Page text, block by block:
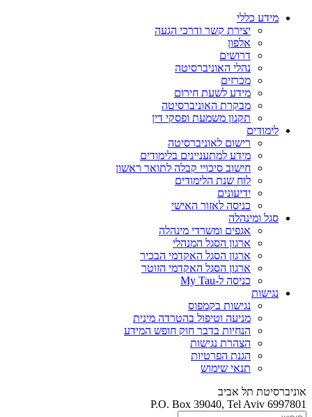
מידע כללי
יצירת קשר ודרכי הגעה
אלפון
דרושים
נהלי האוניברסיטה
מכרזים
מידע לשעת חירום
מבקרת האוניברסיטה
תקנון משמעת ופסקי דין
לימודים
רישום לאוניברסיטה
מידע למתעניינים בלימודים
חישוב סיכויי קבלה לתואר ראשון
לוח שנת הלימודים
ידיעונים
כניסה לאזור האישי
סגל ומינהלה
אגפים ומשרדי מינהלה
ארגון הסגל המנהלי
ארגון הסגל האקדמי הבכיר
ארגון הסגל האקדמי הזוטר
כניסה ל-My Tau
נגישות
נגישות בקמפוס
מניעה וטיפול בהטרדה מינית
הנחיות בדבר חוק חופש המידע
הצהרת נגישות
הגנת הפרטיות
תנאי שימוש
אוניברסיטת תל אביב
P.O. Box 39040, Tel Aviv 6997801